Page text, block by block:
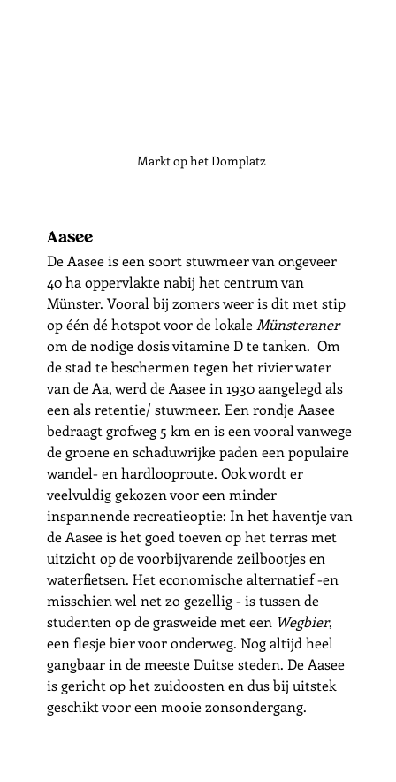
Markt op het Domplatz
Aasee
De Aasee is een soort stuwmeer van ongeveer
40 ha oppervlakte nabij het centrum van
Münster. Vooral bij zomers weer is dit met stip
op één dé hotspot voor de lokale Münsteraner
om de nodige dosis vitamine D te tanken.  Om
de stad te beschermen tegen het rivier water
van de Aa, werd de Aasee in 1930 aangelegd als
een als retentie/ stuwmeer. Een rondje Aasee
bedraagt grofweg 5 km en is een vooral vanwege
de groene en schaduwrijke paden een populaire
wandel- en hardlooproute. Ook wordt er
veelvuldig gekozen voor een minder
inspannende recreatieoptie: In het haventje van
de Aasee is het goed toeven op het terras met
uitzicht op de voorbijvarende zeilbootjes en
waterfietsen. Het economische alternatief -en
misschien wel net zo gezellig - is tussen de
studenten op de grasweide met een Wegbier,
een flesje bier voor onderweg. Nog altijd heel
gangbaar in de meeste Duitse steden. De Aasee
is gericht op het zuidoosten en dus bij uitstek
geschikt voor een mooie zonsondergang.